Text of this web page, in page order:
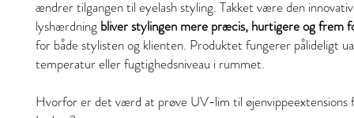
ændrer tilgangen til eyelash styling. Takket være den
lyshærdning bliver stylingen mere præcis, hurtigere og frem
for både stylisten og klienten. Produktet fungerer pålideligt
temperatur eller fugtighedsniveau i rummet.
Hvorfor er det værd at prøve UV-lim til øjenvippeextensions